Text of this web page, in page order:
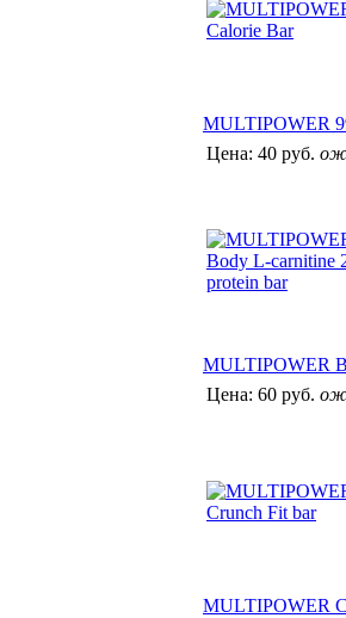
MULTIPOWER
Цена: 40 руб.
MULTIPOWER
Цена: 60 руб.
MULTIPOWER